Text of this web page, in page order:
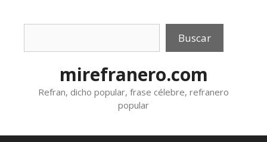
Buscar
mirefranero.com
Refran, dicho popular, frase célebre, refranero
popular